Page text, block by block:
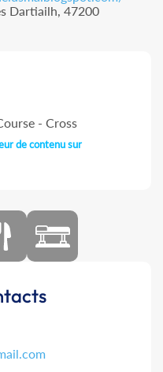
Dartiailh, 47200
- Cross
de contenu sur